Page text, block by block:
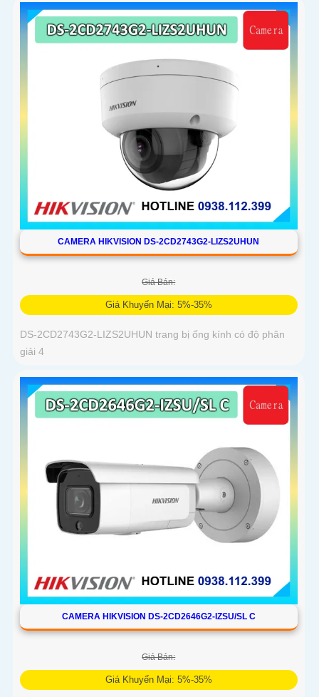
CAMERA HIKVISION DS-2CD2743G2-LIZS2UHUN
Giá Bán:
Giá Khuyến Mại: 5%-35%
DS-2CD2743G2-LIZS2UHUN trang bị ống kính có độ phân
giải 4
CAMERA HIKVISION DS-2CD2646G2-IZSU/SL C
Giá Bán:
Giá Khuyến Mại: 5%-35%